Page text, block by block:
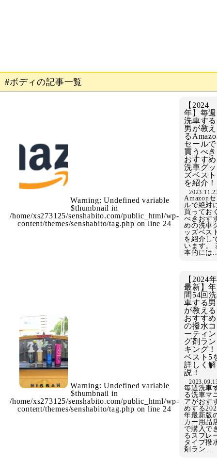
#ボディの記事一覧
Warning: Undefined variable
$thumbnail in
/home/xs273125/senshabito.com/public_html/wp-
content/themes/senshabito/tag.php on line 24
【2024
年】毎週
洗車する
男が教え
る
セールで
買うべき
おすすめ
洗車グッ
ズベス
を紹介！
Amazon
ルで絶対
買ってお
べきおす
めの洗車
ッズベス
を紹介し
います。
本的には
Warning: Undefined variable
$thumbnail in
/home/xs273125/senshabito.com/public_html/wp-
content/themes/senshabito/tag.php on line 24
【2024年
最新】年
間54回洗
車する男
が教える
おすすめ
の撥水コ
ーティン
グ剤ラン
キング！
ベスト5
詳しく解
説！
毎週洗車
る洗車マ
アがおす
めする
年最新版
カー用品
で購入で
るスプレ
タイプ撥
剤ラン...